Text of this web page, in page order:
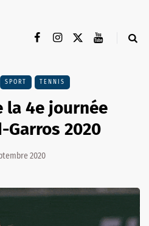
SPORT TENNIS
la 4e journée
Garros 2020
2020